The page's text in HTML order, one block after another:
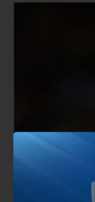
Vale la pena
equipo culé fue